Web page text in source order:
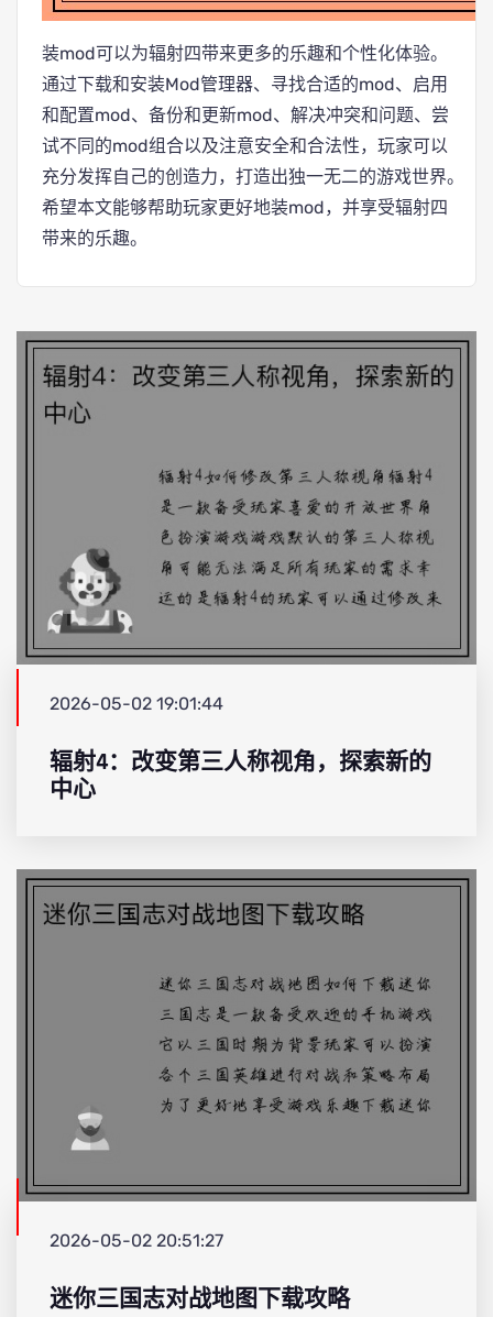
装mod可以为辐射四带来更多的乐趣和个性化体验。
通过下载和安装Mod管理器、寻找合适的mod、启用
和配置mod、备份和更新mod、解决冲突和问题、尝
试不同的mod组合以及注意安全和合法性，玩家可以
充分发挥自己的创造力，打造出独一无二的游戏世界。
希望本文能够帮助玩家更好地装mod，并享受辐射四
带来的乐趣。
2026-05-02 19:01:44
辐射4：改变第三人称视角，探索新的
中心
2026-05-02 20:51:27
迷你三国志对战地图下载攻略